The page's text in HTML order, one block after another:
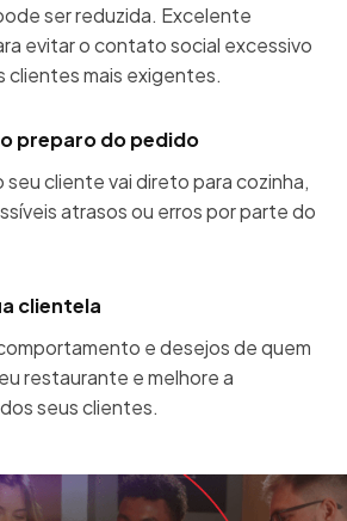
ser reduzida. Excelente
evitar o contato social excessivo
clientes mais exigentes.
preparo do pedido
cliente vai direto para cozinha,
atrasos ou erros por parte do
clientela
e desejos de quem
restaurante e melhore a
seus clientes.